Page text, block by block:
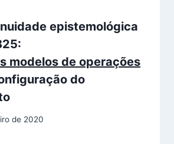
epistemológica
modelos de operações
do
de 2020